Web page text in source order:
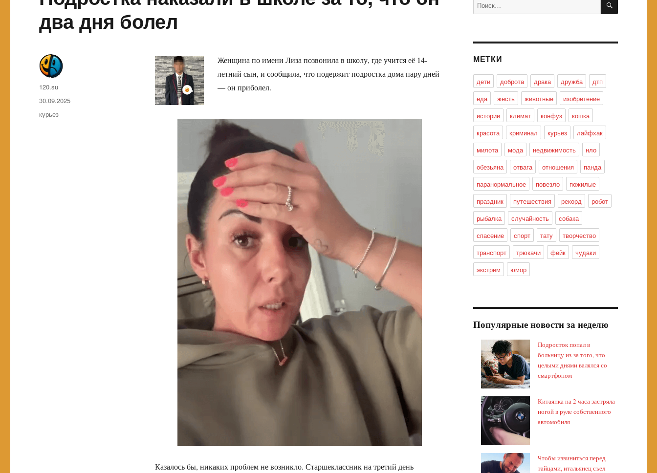
два дня болел
Женщина по имени Лиза позвонила в школу, где учится её 14-
летний сын, и сообщила, что подержит подростка дома пару дней
— он приболел.
Казалось бы, никаких проблем не возникло. Старшеклассник на третий день
Автор
120.su
Опубликовано
30.09.2025
Метки
курьез
МЕТКИ
дети доброта драка дружба
дтп
еда
жесть животные
изобретение
истории
климат конфуз
кошка
красота
криминал курьез
лайфхак
милота
мода недвижимость
нло
обезьяна
отвага отношения
панда
паранормальное
повезло
пожилые
праздник
путешествия рекорд
робот
рыбалка
случайность
собака
спасение
спорт тату
творчество
транспорт
трюкачи фейк
чудаки
экстрим
юмор
Популярные новости за неделю
Подросток попал в
больницу из-за того, что
целыми днями валялся со
смартфоном
Китаянка на 2 часа застряла
ногой в руле собственного
автомобиля
Чтобы извиниться перед
тайцами, итальянец съел